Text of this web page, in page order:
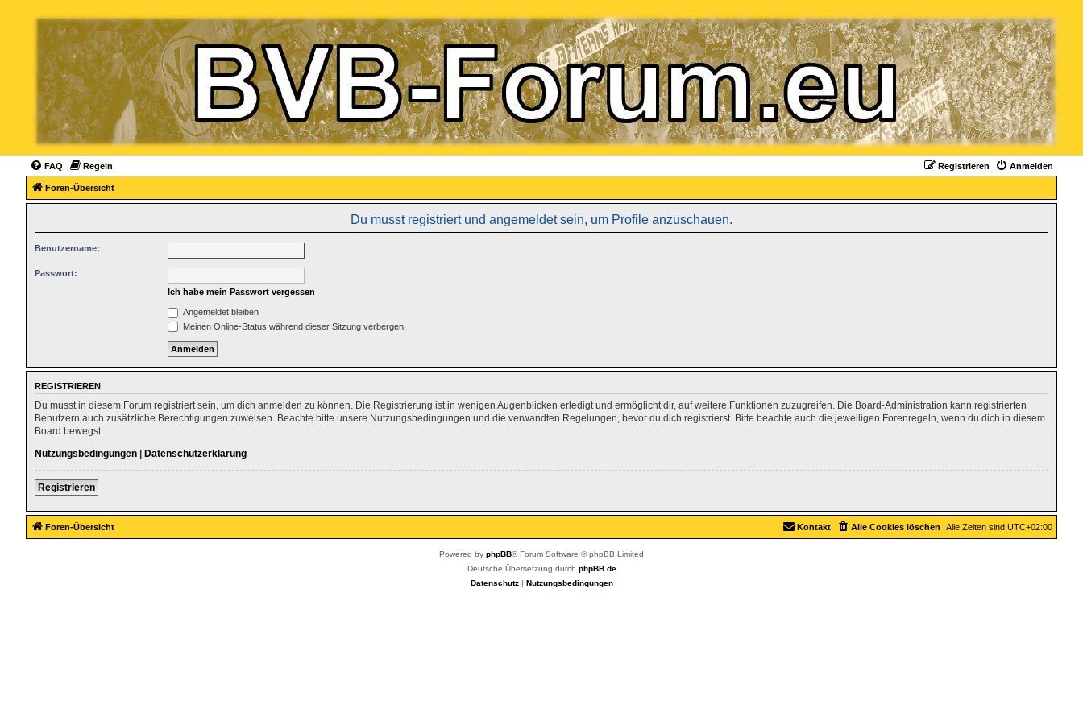
FAQ Regeln Anmelden
Registrieren
Foren-Übersicht
Du musst registriert und angemeldet sein, um Profile anzuschauen.
Benutzername:
Passwort:
Ich habe mein Passwort vergessen
Angemeldet bleiben
Meinen Online-Status während dieser Sitzung verbergen
REGISTRIEREN
Du musst in diesem Forum registriert sein, um dich anmelden zu können. Die Registrierung ist in wenigen Augenblicken erledigt und ermöglicht dir, auf weitere Funktionen zuzugreifen. Die Board-Administration kann registrierten
Benutzern auch zusätzliche Berechtigungen zuweisen. Beachte bitte unsere Nutzungsbedingungen und die verwandten Regelungen, bevor du dich registrierst. Bitte beachte auch die jeweiligen Forenregeln, wenn du dich in diesem
Board bewegst.
Nutzungsbedingungen | Datenschutzerklärung
Registrieren
Foren-Übersicht Alle Zeiten sind UTC+02:00
Alle Cookies löschen
Kontakt
Powered by phpBB® Forum Software © phpBB Limited
Deutsche Übersetzung durch phpBB.de
Datenschutz| Nutzungsbedingungen